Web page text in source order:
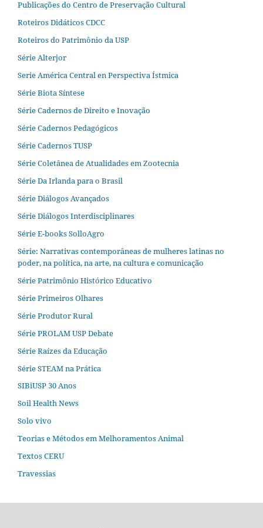
Publicações do Centro de Preservação Cultural
Roteiros Didáticos CDCC
Roteiros do Patrimônio da USP
Série Alterjor
Serie América Central en Perspectiva Ístmica
Série Biota Síntese
Série Cadernos de Direito e Inovação
Série Cadernos Pedagógicos
Série Cadernos TUSP
Série Coletânea de Atualidades em Zootecnia
Série Da Irlanda para o Brasil
Série Diálogos Avançados
Série Diálogos Interdisciplinares
Série E-books SolloAgro
Série: Narrativas contemporâneas de mulheres latinas no
poder, na política, na arte, na cultura e comunicação
Série Patrimônio Histórico Educativo
Série Primeiros Olhares
Série Produtor Rural
Série PROLAM USP Debate
Série Raízes da Educação
Série STEAM na Prática
SIBiUSP 30 Anos
Soil Health News
Solo vivo
Teorias e Métodos em Melhoramentos Animal
Textos CERU
Travessias